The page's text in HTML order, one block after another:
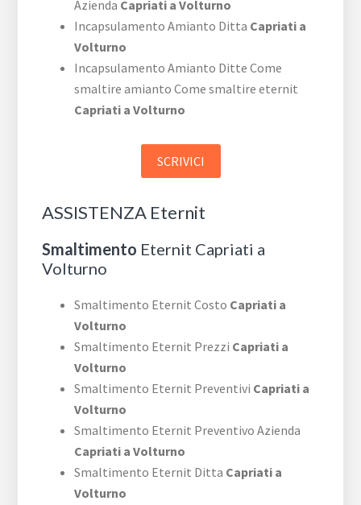
Azienda Capriati a Volturno
Incapsulamento Amianto Ditta Capriati a
Volturno
Incapsulamento Amianto Ditte Come
smaltire amianto Come smaltire eternit
Capriati a Volturno
SCRIVICI
ASSISTENZA Eternit
Smaltimento Eternit Capriati a
Volturno
Smaltimento Eternit Costo Capriati a
Volturno
Smaltimento Eternit Prezzi Capriati a
Volturno
Smaltimento Eternit Preventivi Capriati a
Volturno
Smaltimento Eternit Preventivo Azienda
Capriati a Volturno
Smaltimento Eternit Ditta Capriati a
Volturno